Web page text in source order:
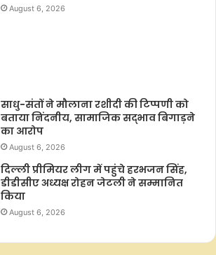
August 6, 2026
साधु-संतों ने मौलाना रशीदी की टिप्‍पणी को
बताया निंदनीय, सामाजिक सद्भाव बिगाड़ने
का आरोप
August 6, 2026
दिल्ली प्रीमियर लीग में पहुंचे हरभजन सिंह,
डीडीसीए अध्यक्ष रोहन जेटली ने सम्मानित
किया
August 6, 2026